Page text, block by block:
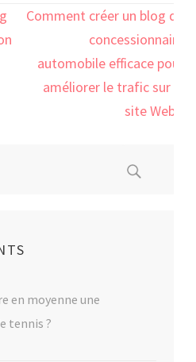
Comment créer un blog de
concessionnaire
automobile efficace pour
améliorer le trafic sur le
site Web ?
en moyenne une
tennis ?